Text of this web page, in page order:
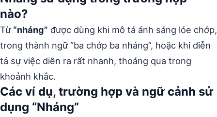
nào?
Từ “nháng” được dùng khi mô tả ánh sáng lóe chớp,
trong thành ngữ “ba chớp ba nháng”, hoặc khi diễn
tả sự việc diễn ra rất nhanh, thoáng qua trong
khoảnh khắc.
Các ví dụ, trường hợp và ngữ cảnh sử
dụng “Nháng”